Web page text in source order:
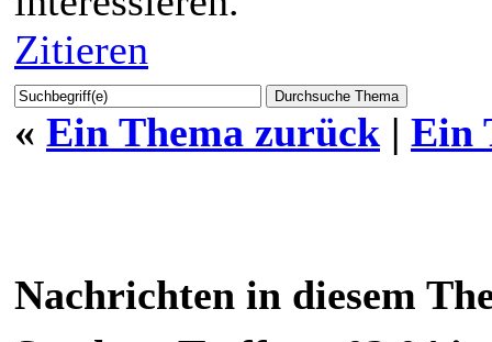
Zitieren
« Ein Thema zurück | Ein
Nachrichten in diesem